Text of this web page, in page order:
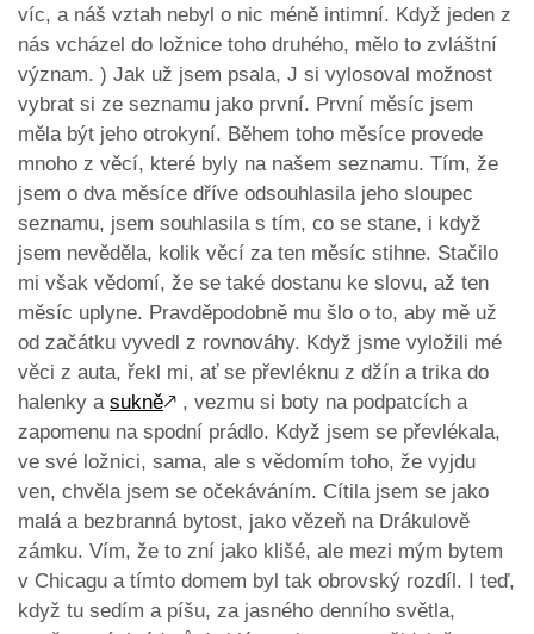
víc, a náš vztah nebyl o nic méně intimní. Když jeden z
nás vcházel do ložnice toho druhého, mělo to zvláštní
význam. ) Jak už jsem psala, J si vylosoval možnost
vybrat si ze seznamu jako první. První měsíc jsem
měla být jeho otrokyní. Během toho měsíce provede
mnoho z věcí, které byly na našem seznamu. Tím, že
jsem o dva měsíce dříve odsouhlasila jeho sloupec
seznamu, jsem souhlasila s tím, co se stane, i když
jsem nevěděla, kolik věcí za ten měsíc stihne. Stačilo
mi však vědomí, že se také dostanu ke slovu, až ten
měsíc uplyne. Pravděpodobně mu šlo o to, aby mě už
od začátku vyvedl z rovnováhy. Když jsme vyložili mé
věci z auta, řekl mi, ať se převléknu z džín a trika do
halenky a sukně🡕 , vezmu si boty na podpatcích a
zapomenu na spodní prádlo. Když jsem se převlékala,
ve své ložnici, sama, ale s vědomím toho, že vyjdu
ven, chvěla jsem se očekáváním. Cítila jsem se jako
malá a bezbranná bytost, jako vězeň na Drákulově
zámku. Vím, že to zní jako klišé, ale mezi mým bytem
v Chicagu a tímto domem byl tak obrovský rozdíl. I teď,
když tu sedím a píšu, za jasného denního světla,